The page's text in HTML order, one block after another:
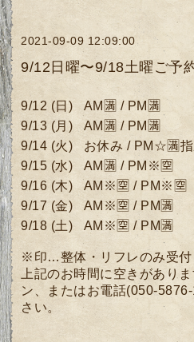
2021-09-09 12:09:00
9/12日曜〜9/18土曜ご予
9/12 (日) AM🈵 / PM🈵
9/13 (月 )AM🈵 /PM🈵
9/14 (火) お休み/ PM☆🈵
9/15 (水)
AM🈵 / PM※🈳
9/16 (木)
AM※🈳 / P M※🈳
9/17 (金) AM※🈳 / P M🈵
9/18 (土) AM※🈳 / PM🈵
※印…整体・リフレのみ受付
上記のお時間に空きがあり
ン、またはお電話(050-
さい。